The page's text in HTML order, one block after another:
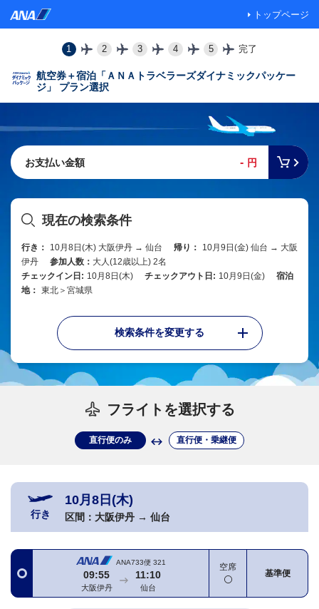
トップページ
1 2 3 4 5 完了
航空券＋宿泊「ＡＮＡトラベラーズダイナミックパッケー
ジ」 プラン選択
お支払い金額 - 円
現在の検索条件
行き： 10月8日(木) 大阪伊丹 → 仙台 帰り：
10月9日(金) 仙台 → 大阪
伊丹
参加人数： 大人(12歳以上) 2名
チェックイン日: 10月8日(木) チェックアウト日: 10月9日(金)
宿泊
地： 東北＞宮城県
検索条件を変更する
フライトを選択する
直行便のみ 直行便・乗継便
行き
10月8日(木)
区間： 大阪伊丹 → 仙台
ANA733便 321
09:55
大阪伊丹
11:10
仙台
空席
基準便